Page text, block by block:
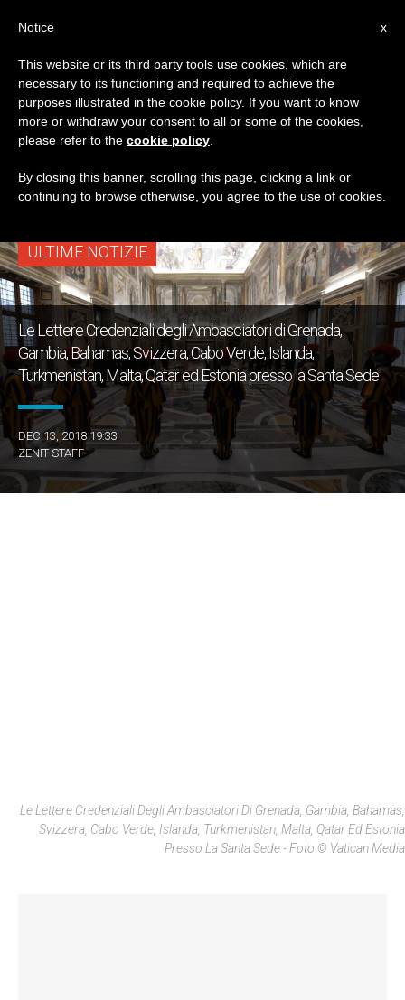
TAG
Posts Tagged ‘Cabo
Verde’
ULTIME NOTIZIE
Le Lettere Credenziali degli Ambasciatori di Grenada,
Gambia, Bahamas, Svizzera, Cabo Verde, Islanda,
Turkmenistan, Malta, Qatar ed Estonia presso la Santa Sede
DEC 13, 2018 19:33
ZENIT STAFF
Le Lettere Credenziali Degli Ambasciatori Di Grenada, Gambia, Bahamas,
Svizzera, Cabo Verde, Islanda, Turkmenistan, Malta, Qatar Ed Estonia
Presso La Santa Sede - Foto © Vatican Media
x
Notice
This website or its third party tools use cookies, which are
necessary to its functioning and required to achieve the
purposes illustrated in the cookie policy. If you want to know
more or withdraw your consent to all or some of the cookies,
please refer to the cookie policy
By closing this banner, scrolling this page, clicking a link or
continuing to browse otherwise, you agree to the use of cookies.